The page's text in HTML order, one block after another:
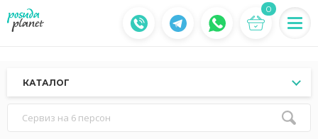
0
КАТАЛОГ
Сервиз на 6 персон